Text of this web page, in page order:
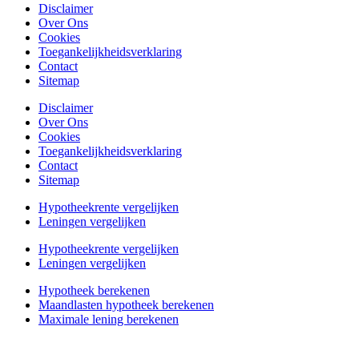
Disclaimer
Over Ons
Cookies
Toegankelijkheidsverklaring
Contact
Sitemap
Disclaimer
Over Ons
Cookies
Toegankelijkheidsverklaring
Contact
Sitemap
Hypotheekrente vergelijken
Leningen vergelijken
Hypotheekrente vergelijken
Leningen vergelijken
Hypotheek berekenen
Maandlasten hypotheek berekenen
Maximale lening berekenen